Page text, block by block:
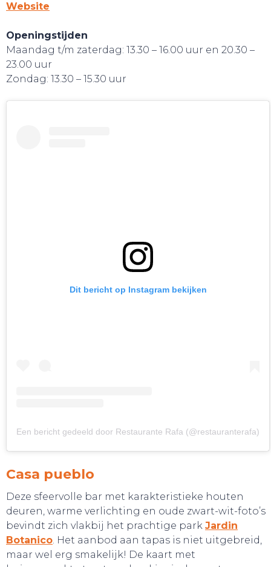
SLAAP LEKKER!
Website
Openingstijden
Maandag t/m zaterdag: 13.30 – 16.00 uur en 20.30 –
23.00 uur
Zondag: 13.30 – 15.30 uur
Dit bericht op Instagram bekijken
Een bericht gedeeld door Restaurante Rafa (@restauranterafa)
Casa pueblo
Deze sfeervolle bar met karakteristieke houten
deuren, warme verlichting en oude zwart-wit-foto’s
bevindt zich vlakbij het prachtige park Jardin
Botanico . Het aanbod aan tapas is niet uitgebreid,
maar wel erg smakelijk! De kaart met